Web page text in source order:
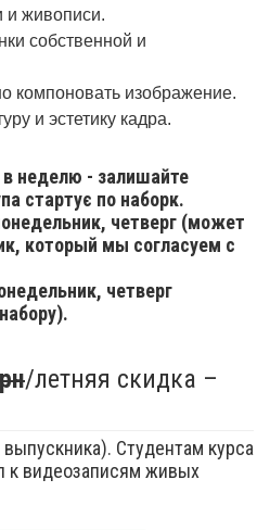
и живописи.
собственной и
компоновать изображение.
и эстетику кадра.
в неделю - залишайте
стартує по наборк.
четверг (может
который мы согласуем с
четверг
/летняя скидка –
Студентам курса
к видеозаписям живых